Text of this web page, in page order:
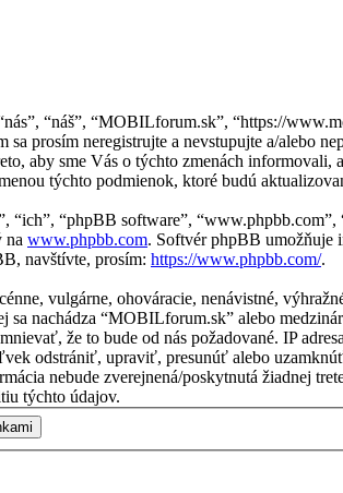
“náš”, “MOBILforum.sk”, “https://
sa prosím neregistrujte a nevstupujte a/
aby sme Vás o týchto zmenách
týchto podmienok, ktoré budú
“ich”, “phpBB software”,
na www.phpbb.com. Softvér phpBB umožňuje
navštívte, prosím: https://www.phpbb.com/.
vulgárne, ohováracie, nenávistné,
nachádza “MOBILforum.sk” alebo
že to bude od nás požadované. IP
odstrániť, upraviť, presunúť alebo
nebude zverejnená/poskytnutá žiadnej
týchto údajov.